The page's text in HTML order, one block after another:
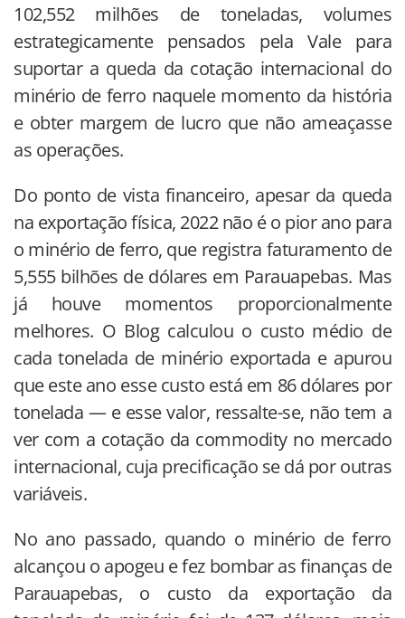
102,552 milhões de toneladas, volumes
estrategicamente pensados pela Vale para
suportar a queda da cotação internacional do
minério de ferro naquele momento da história
e obter margem de lucro que não ameaçasse
as operações.
Do ponto de vista financeiro, apesar da queda
na exportação física, 2022 não é o pior ano para
o minério de ferro, que registra faturamento de
5,555 bilhões de dólares em Parauapebas. Mas
já houve momentos proporcionalmente
melhores. O Blog calculou o custo médio de
cada tonelada de minério exportada e apurou
que este ano esse custo está em 86 dólares por
tonelada — e esse valor, ressalte-se, não tem a
ver com a cotação da commodity no mercado
internacional, cuja precificação se dá por outras
variáveis.
No ano passado, quando o minério de ferro
alcançou o apogeu e fez bombar as finanças de
Parauapebas, o custo da exportação da